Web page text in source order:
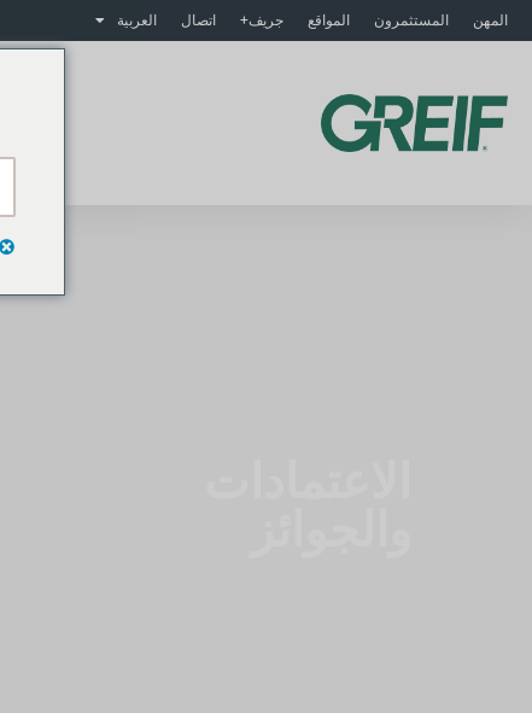
المهن المستثمرون المواقع جريف+ اتصال العربية